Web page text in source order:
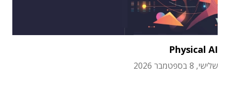
Physical AI
שלישי, 8 בספטמבר 2026